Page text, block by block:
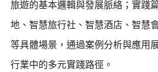
旅遊的基本邏輯與發展脈絡；實踐
地、智慧旅行社、智慧酒店、智慧
等具體場景，通過案例分析與應用
行業中的多元實踐路徑。